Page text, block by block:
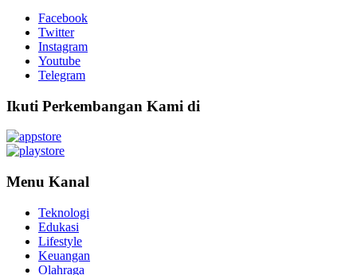
Facebook
Twitter
Instagram
Youtube
Telegram
Ikuti Perkembangan Kami di
Menu Kanal
Teknologi
Edukasi
Lifestyle
Keuangan
Olahraga